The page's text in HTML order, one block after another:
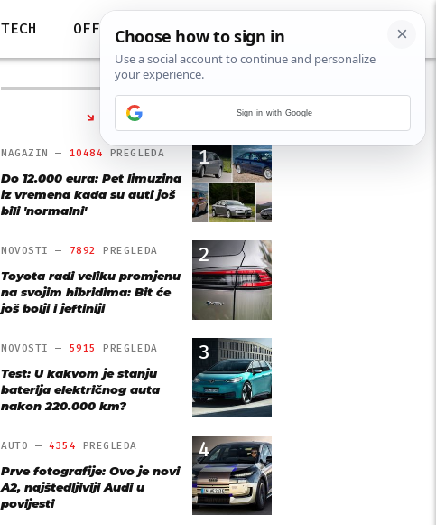
TECH OFF
NAJČITANIJE
1
MAGAZIN — 10484 PREGLEDA
Do 12.000 eura: Pet limuzina
iz vremena kada su auti još
bili 'normalni'
2
NOVOSTI — 7892 PREGLEDA
Toyota radi veliku promjenu
na svojim hibridima: Bit će
još bolji i jeftiniji
3
NOVOSTI — 5915 PREGLEDA
Test: U kakvom je stanju
baterija električnog auta
nakon 220.000 km?
4
AUTO — 4354 PREGLEDA
Prve fotografije: Ovo je novi
A2, najštedljiviji Audi u
povijesti
Sign in with Google